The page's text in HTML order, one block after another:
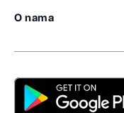
O nama